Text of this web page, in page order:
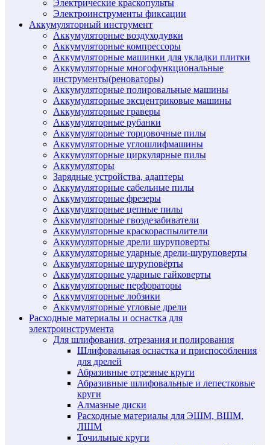
Электрические краскопульты
Электроинструменты фиксации
Аккумуляторный инструмент
Аккумуляторные воздуходувки
Аккумуляторные компрессоры
Аккумуляторные машинки для укладки плитки
Аккумуляторные многофункциональные
инструменты(реноваторы)
Аккумуляторные полировальные машины
Аккумуляторные эксцентриковые машины
Аккумуляторные граверы
Аккумуляторные рубанки
Аккумуляторные торцовочные пилы
Аккумуляторные углошлифмашины
Аккумуляторные циркулярные пилы
Аккумуляторы
Зарядные устройства, адаптеры
Аккумуляторные сабельные пилы
Аккумуляторные фрезеры
Аккумуляторные цепные пилы
Аккумуляторные гвоздезабиватели
Аккумуляторные краскораспылители
Аккумуляторные дрели шуруповерты
Аккумуляторные ударные дрели-шуруповерты
Аккумуляторные шуруповёрты
Аккумуляторные ударные гайковерты
Аккумуляторные перфораторы
Аккумуляторные лобзики
Аккумуляторные угловые дрели
Расходные материалы и оснастка для
электроинструмента
Для шлифования, отрезания и полирования
Шлифовальная оснастка и приспособления
для дрелей
Абразивные отрезные круги
Абразивные шлифовальные и лепестковые
круги
Алмазные диски
Расходные материалы для ЭШМ, ВШМ,
ЛШМ
Точильные круги